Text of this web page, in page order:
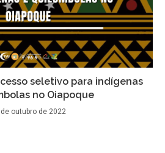
seletivo para indígenas
no Oiapoque
outubro de 2022